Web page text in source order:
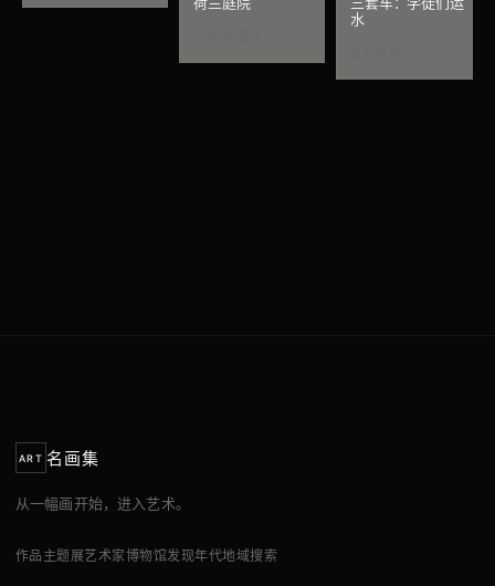
水
ART 名画集
从一幅画开始，进入艺术。
作品 主题展艺术家博物馆发现年代地域搜索